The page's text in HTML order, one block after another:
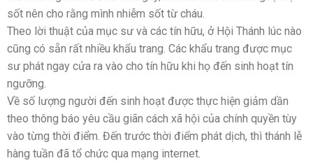
sốt nên cho rằng mình nhiễm sốt từ cháu.
Theo lời thuật của mục sư và các tín hữu, ở Hội Thánh lúc nào
cũng có sẵn rất nhiều khẩu trang. Các khẩu trang được mục
sư phát ngay cửa ra vào cho tín hữu khi họ đến sinh hoạt tín
ngưỡng.
Về số lượng người đến sinh hoạt được thực hiện giảm dần
theo thông báo yêu cầu giãn cách xã hội của chính quyền tùy
vào từng thời điểm. Đến trước thời điểm phát dịch, thì thánh lễ
hàng tuần đã tổ chức qua mạng internet.